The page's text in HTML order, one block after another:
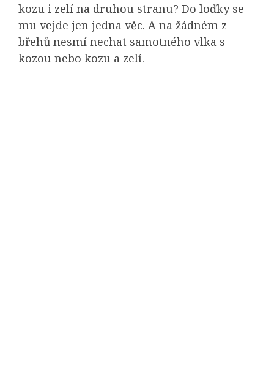
kozu i zelí na druhou stranu? Do loďky se
mu vejde jen jedna věc. A na žádném z
břehů nesmí nechat samotného vlka s
kozou nebo kozu a zelí.